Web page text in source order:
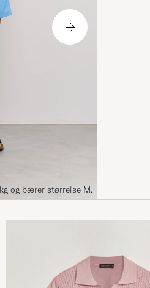
og bærer størrelse M.